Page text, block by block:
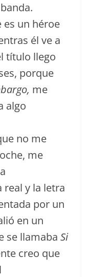
es un héroe
él ve a
título llego
porque
me
algo
no me
me
real y la letra
por un
en un
se llamabaSi
creo que